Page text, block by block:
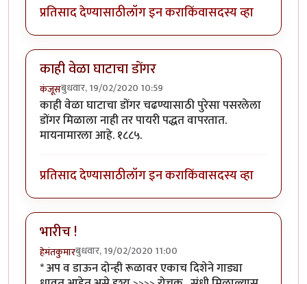
प्रतिसाद देण्यासाठीलॉग इन कराकिंवासदस्य व्हा
काही वेळा घाटाचा डोंगर
कंजूसबुधवार, 19/02/2020 10:59
काही वेळा घाटाचा डोंगर चढण्यासाठी पुरेसा पसरलेला
डोंगर मिळाला नाही तर पायरी पद्धत वापरतात.
मायनामारला आहे. १८८५.
प्रतिसाद देण्यासाठीलॉग इन कराकिंवासदस्य व्हा
भारीच !
हेमंतकुमारबुधवार, 19/02/2020 11:00
* अप व डाऊन दोन्ही रूळावर एकाच दिशेने गाड्या